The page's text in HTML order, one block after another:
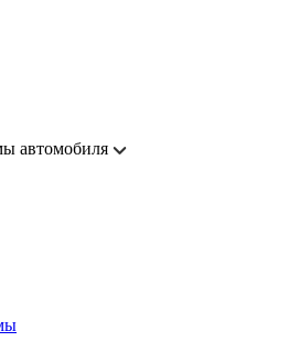
автомобиля